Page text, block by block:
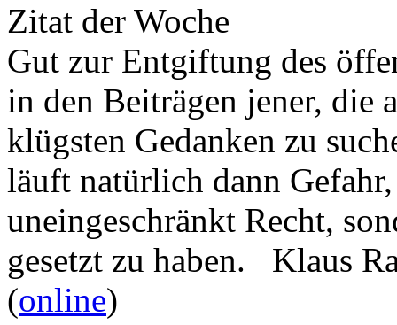
Zitat der Woche
Gut zur Entgiftung des
in den Beiträgen jener, die
klügsten Gedanken zu
läuft natürlich dann
uneingeschränkt Recht,
gesetzt zu haben. Klaus
(online)